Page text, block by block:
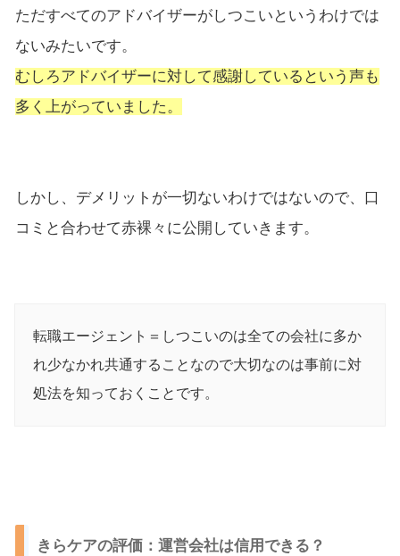
ただすべてのアドバイザーがしつこいというわけでは
ないみたいです。
むしろアドバイザーに対して感謝しているという声も
多く上がっていました。
しかし、デメリットが一切ないわけではないので、口
コミと合わせて赤裸々に公開していきます。
転職エージェント＝しつこいのは全ての会社に多か
れ少なかれ共通することなので大切なのは事前に対
処法を知っておくことです。
きらケアの評価：運営会社は信用できる？